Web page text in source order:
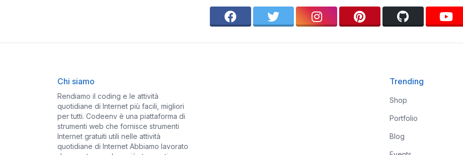
Chi siamo
Rendiamo il coding e le attività
quotidiane di Internet più facili, migliori
per tutti. Codeenv è una piattaforma di
strumenti web che fornisce strumenti
Internet gratuiti utili nelle attività
quotidiane di Internet Abbiamo lavorato
Trending
Shop
Portfolio
Blog